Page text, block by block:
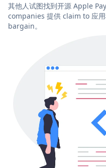
其他人试图找到开源 Apple
companies 提供 claim to 应
bargain。